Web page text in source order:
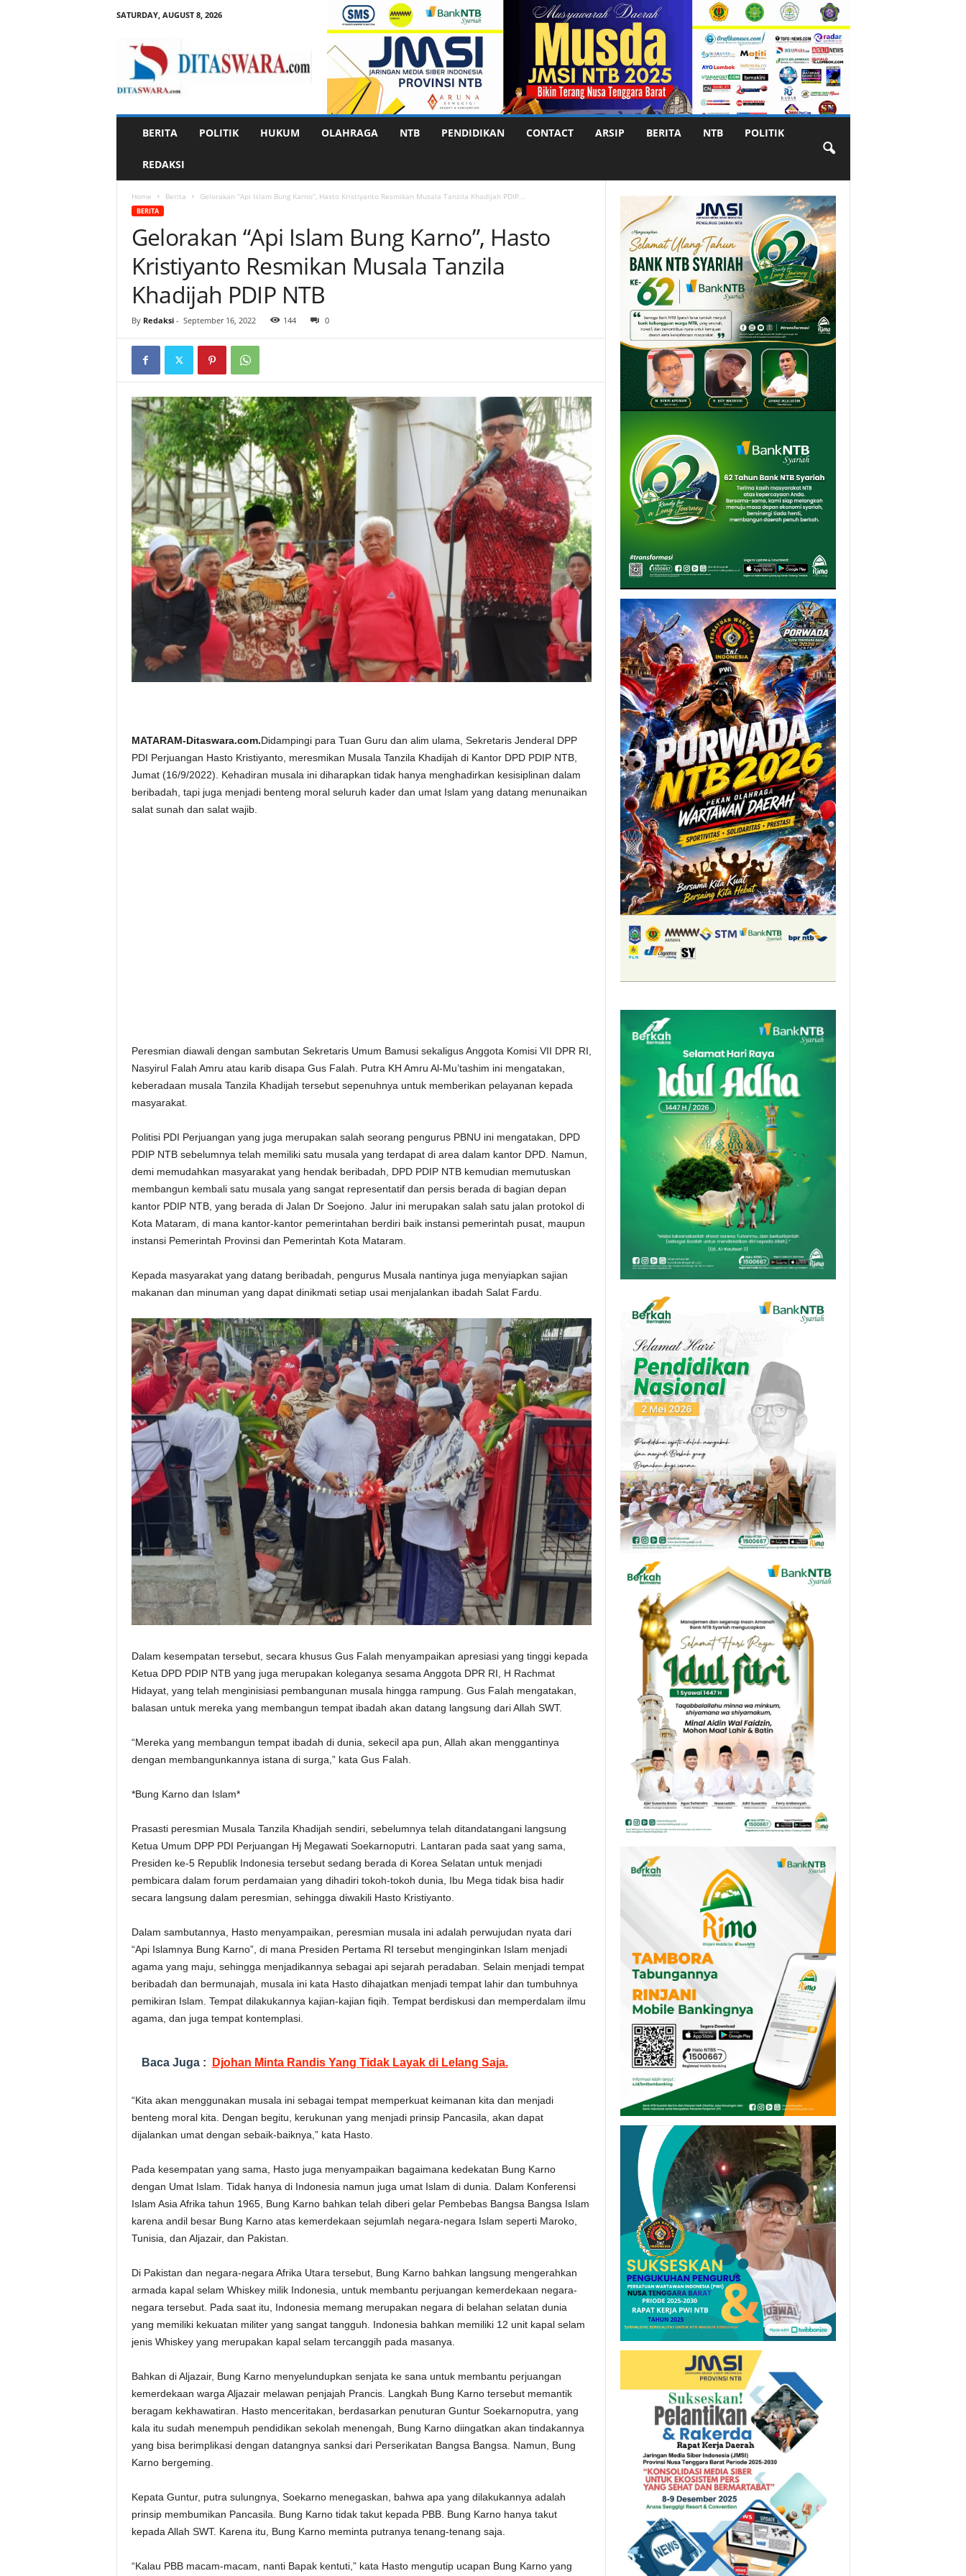
SATURDAY, AUGUST 8, 2026
s
BERITA POLITIK HUKUM OLAHRAGA NTB PENDIDIKAN CONTACT ARSIP BERITA NTB POLITIK
REDAKSI
Home Berita Gelorakan “Api Islam Bung Karno”, Hasto Kristiyanto Resmikan Musala Tanzila Khadijah PDIP...
BERITA
Gelorakan “Api Islam Bung Karno”, Hasto
Kristiyanto Resmikan Musala Tanzila
Khadijah PDIP NTB
By Redaksi- September 16, 2022 144 0
MATARAM-Ditaswara.com.Didampingi para Tuan Guru dan alim ulama, Sekretaris Jenderal DPP
PDI Perjuangan Hasto Kristiyanto, meresmikan Musala Tanzila Khadijah di Kantor DPD PDIP NTB,
Jumat (16/9/2022). Kehadiran musala ini diharapkan tidak hanya menghadirkan kesisiplinan dalam
beribadah, tapi juga menjadi benteng moral seluruh kader dan umat Islam yang datang menunaikan
salat sunah dan salat wajib.
Peresmian diawali dengan sambutan Sekretaris Umum Bamusi sekaligus Anggota Komisi VII DPR RI,
Nasyirul Falah Amru atau karib disapa Gus Falah. Putra KH Amru Al-Mu’tashim ini mengatakan,
keberadaan musala Tanzila Khadijah tersebut sepenuhnya untuk memberikan pelayanan kepada
masyarakat.
Politisi PDI Perjuangan yang juga merupakan salah seorang pengurus PBNU ini mengatakan, DPD
PDIP NTB sebelumnya telah memiliki satu musala yang terdapat di area dalam kantor DPD. Namun,
demi memudahkan masyarakat yang hendak beribadah, DPD PDIP NTB kemudian memutuskan
membangun kembali satu musala yang sangat representatif dan persis berada di bagian depan
kantor PDIP NTB, yang berada di Jalan Dr Soejono. Jalur ini merupakan salah satu jalan protokol di
Kota Mataram, di mana kantor-kantor pemerintahan berdiri baik instansi pemerintah pusat, maupun
instansi Pemerintah Provinsi dan Pemerintah Kota Mataram.
Kepada masyarakat yang datang beribadah, pengurus Musala nantinya juga menyiapkan sajian
makanan dan minuman yang dapat dinikmati setiap usai menjalankan ibadah Salat Fardu.
Dalam kesempatan tersebut, secara khusus Gus Falah menyampaikan apresiasi yang tinggi kepada
Ketua DPD PDIP NTB yang juga merupakan koleganya sesama Anggota DPR RI, H Rachmat
Hidayat, yang telah menginisiasi pembangunan musala hingga rampung. Gus Falah mengatakan,
balasan untuk mereka yang membangun tempat ibadah akan datang langsung dari Allah SWT.
“Mereka yang membangun tempat ibadah di dunia, sekecil apa pun, Allah akan menggantinya
dengan membangunkannya istana di surga,” kata Gus Falah.
*Bung Karno dan Islam*
Prasasti peresmian Musala Tanzila Khadijah sendiri, sebelumnya telah ditandatangani langsung
Ketua Umum DPP PDI Perjuangan Hj Megawati Soekarnoputri. Lantaran pada saat yang sama,
Presiden ke-5 Republik Indonesia tersebut sedang berada di Korea Selatan untuk menjadi
pembicara dalam forum perdamaian yang dihadiri tokoh-tokoh dunia, Ibu Mega tidak bisa hadir
secara langsung dalam peresmian, sehingga diwakili Hasto Kristiyanto.
Dalam sambutannya, Hasto menyampaikan, peresmian musala ini adalah perwujudan nyata dari
“Api Islamnya Bung Karno”, di mana Presiden Pertama RI tersebut menginginkan Islam menjadi
agama yang maju, sehingga menjadikannya sebagai api sejarah peradaban. Selain menjadi tempat
beribadah dan bermunajah, musala ini kata Hasto dihajatkan menjadi tempat lahir dan tumbuhnya
pemikiran Islam. Tempat dilakukannya kajian-kajian fiqih. Tempat berdiskusi dan memperdalam ilmu
agama, dan juga tempat kontemplasi.
Baca Juga : Djohan Minta Randis Yang Tidak Layak di Lelang Saja.
“Kita akan menggunakan musala ini sebagai tempat memperkuat keimanan kita dan menjadi
benteng moral kita. Dengan begitu, kerukunan yang menjadi prinsip Pancasila, akan dapat
dijalankan umat dengan sebaik-baiknya,” kata Hasto.
Pada kesempatan yang sama, Hasto juga menyampaikan bagaimana kedekatan Bung Karno
dengan Umat Islam. Tidak hanya di Indonesia namun juga umat Islam di dunia. Dalam Konferensi
Islam Asia Afrika tahun 1965, Bung Karno bahkan telah diberi gelar Pembebas Bangsa Bangsa Islam
karena andil besar Bung Karno atas kemerdekaan sejumlah negara-negara Islam seperti Maroko,
Tunisia, dan Aljazair, dan Pakistan.
Di Pakistan dan negara-negara Afrika Utara tersebut, Bung Karno bahkan langsung mengerahkan
armada kapal selam Whiskey milik Indonesia, untuk membantu perjuangan kemerdekaan negara-
negara tersebut. Pada saat itu, Indonesia memang merupakan negara di belahan selatan dunia
yang memiliki kekuatan militer yang sangat tangguh. Indonesia bahkan memiliki 12 unit kapal selam
jenis Whiskey yang merupakan kapal selam tercanggih pada masanya.
Bahkan di Aljazair, Bung Karno menyelundupkan senjata ke sana untuk membantu perjuangan
kemerdekaan warga Aljazair melawan penjajah Prancis. Langkah Bung Karno tersebut memantik
beragam kekhawatiran. Hasto menceritakan, berdasarkan penuturan Guntur Soekarnoputra, yang
kala itu sudah menempuh pendidikan sekolah menengah, Bung Karno diingatkan akan tindakannya
yang bisa berimplikasi dengan datangnya sanksi dari Perserikatan Bangsa Bangsa. Namun, Bung
Karno bergeming.
Kepata Guntur, putra sulungnya, Soekarno menegaskan, bahwa apa yang dilakukannya adalah
prinsip membumikan Pancasila. Bung Karno tidak takut kepada PBB. Bung Karno hanya takut
kepada Allah SWT. Karena itu, Bung Karno meminta putranya tenang-tenang saja.
“Kalau PBB macam-macam, nanti Bapak kentuti,” kata Hasto mengutip ucapan Bung Karno yang